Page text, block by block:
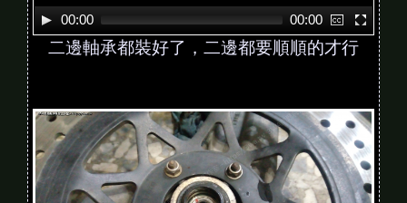
00:00 00:00
二邊軸承都裝好了，二邊都要順順的才行